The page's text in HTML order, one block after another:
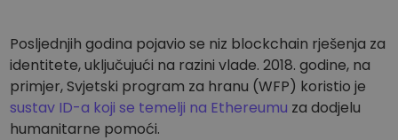
Posljednjih godina pojavio se niz blockchain rješenja za
identitete, uključujući na razini vlade. 2018. godine, na
primjer, Svjetski program za hranu (WFP) koristio je
sustav ID-a koji se temelji na Ethereumu za dodjelu
humanitarne pomoći.